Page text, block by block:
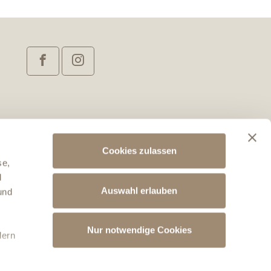
Cookies zulassen
Auswahl erlauben
Nur notwendige Cookies